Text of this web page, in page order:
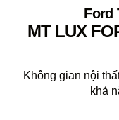
Ford
MT LUX
Không gian nội
khả